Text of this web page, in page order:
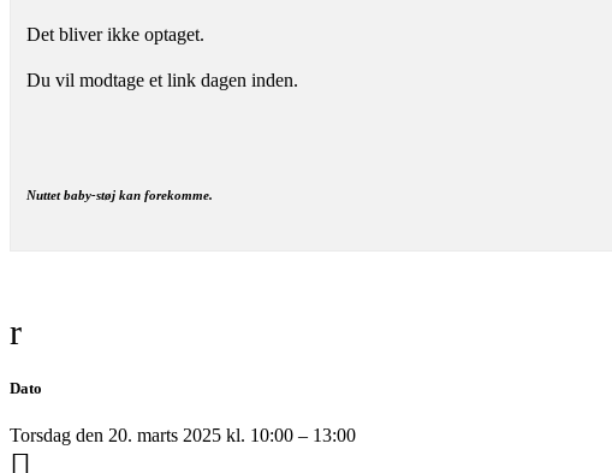
Det bliver ikke optaget.
Du vil modtage et link dagen inden.
Nuttet baby-støj kan forekomme.
Dato
Torsdag den 20. marts 2025 kl. 10:00 – 13:00